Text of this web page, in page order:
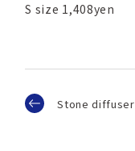
S size 1,408yen
Stone diffuser